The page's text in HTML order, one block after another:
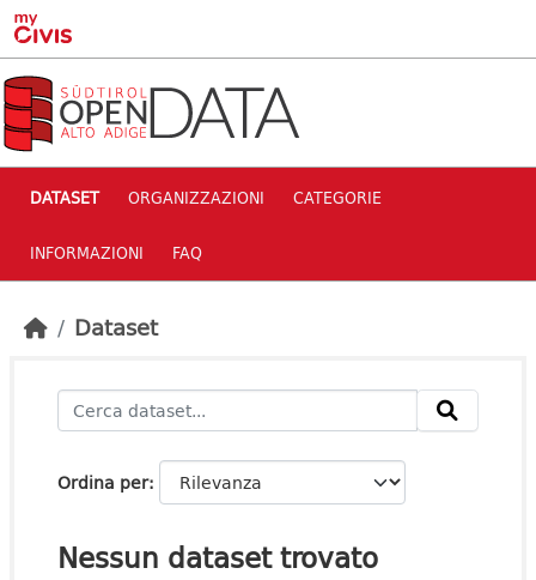
Skip to main content
DATASET ORGANIZZAZIONI CATEGORIE
INFORMAZIONI FAQ
Dataset
Ordina per
Nessun dataset trovato